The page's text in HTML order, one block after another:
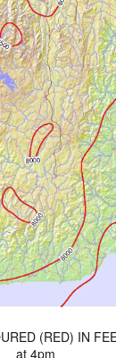
(RED) IN
at 4pm